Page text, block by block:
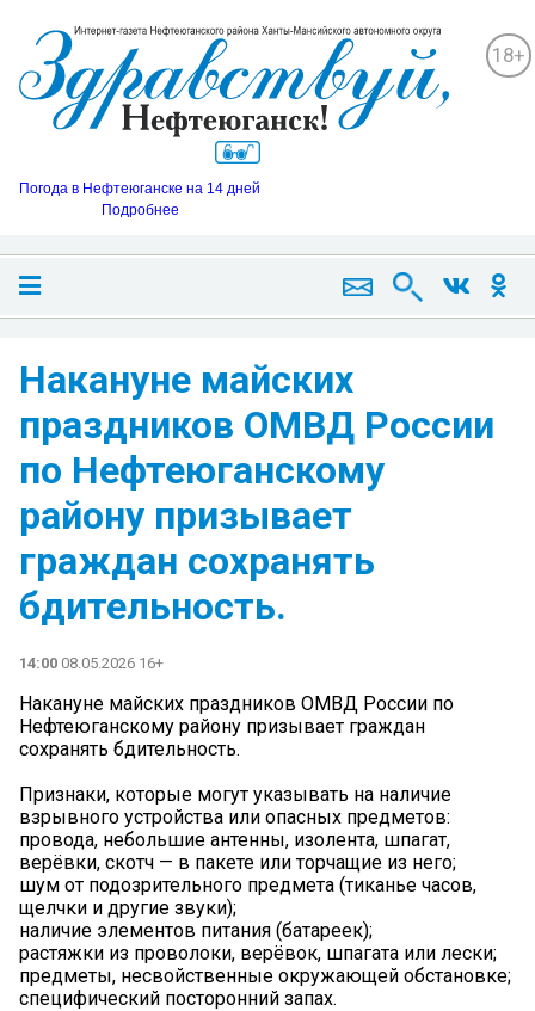
18+
Погода в Нефтеюганске на 14 дней
Подробнее
Накануне майских
праздников ОМВД России
по Нефтеюганскому
району призывает
граждан сохранять
бдительность.
14:00 08.05.2026 16+
Накануне майских праздников ОМВД России по
Нефтеюганскому району призывает граждан
сохранять бдительность.
Признаки, которые могут указывать на наличие
взрывного устройства или опасных предметов:
провода, небольшие антенны, изолента, шпагат,
верёвки, скотч — в пакете или торчащие из него;
шум от подозрительного предмета (тиканье часов,
щелчки и другие звуки);
наличие элементов питания (батареек);
растяжки из проволоки, верёвок, шпагата или лески;
предметы, несвойственные окружающей обстановке;
специфический посторонний запах.